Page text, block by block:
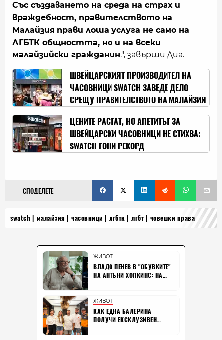
Със създаването на среда на страх и
враждебност, правителството на
Малайзия прави лоша услуга не само на
ЛГБТК общността, но и на всеки
малайзийски гражданин.", завърши Диа.
ШВЕЙЦАРСКИЯТ ПРОИЗВОДИТЕЛ НА
ЧАСОВНИЦИ SWATCH ЗАВЕДЕ ДЕЛО
СРЕЩУ ПРАВИТЕЛСТВОТО НА МАЛАЙЗИЯ
ЦЕНИТЕ РАСТАТ, НО АПЕТИТЪТ ЗА
ШВЕЙЦАРСКИ ЧАСОВНИЦИ НЕ СТИХВА:
SWATCH ГОНИ РЕКОРД
СПОДЕЛЕТЕ
swatch малайзия часовници лгбтк лгбт човешки права